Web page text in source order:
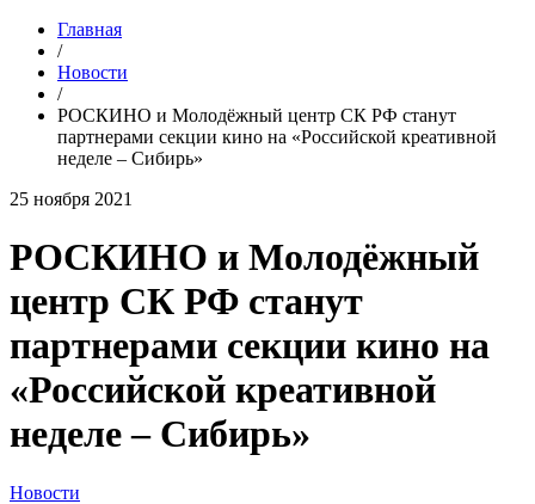
Главная
/
Новости
/
РОСКИНО и Молодёжный центр СК РФ станут
партнерами секции кино на «Российской креативной
неделе – Сибирь»
25 ноября 2021
РОСКИНО и Молодёжный
центр СК РФ станут
партнерами секции кино на
«Российской креативной
неделе – Сибирь»
Новости